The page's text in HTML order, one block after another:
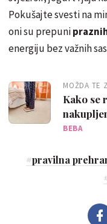
Pokušajte svesti na
oni su prepuni
energiju bez važnih
MOŽDA TE
Kako se
BEBA
#pravilna